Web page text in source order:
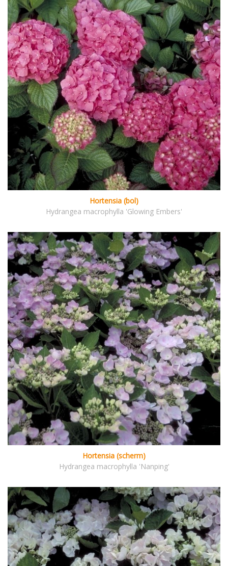
Hortensia (bol)
Hydrangea macrophylla 'Glowing Embers'
Hortensia (scherm)
Hydrangea macrophylla 'Nanping'